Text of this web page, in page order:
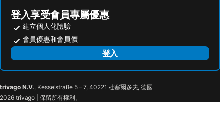
登入享受會員專屬優惠
建立個人化體驗
會員優惠和會員價
登入
trivago N.V., Kesselstraße 5 – 7, 40221 杜塞爾多夫, 德國
2026 trivago | 保留所有權利。